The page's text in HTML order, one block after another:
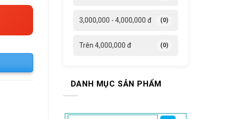
3,000,000 - 4,000,000 đ (0)
Trên 4,000,000 đ (0)
DANH MỤC SẢN PHẨM